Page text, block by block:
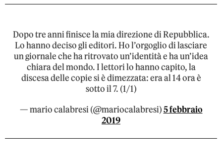
Dopo tre anni finisce la mia direzione di Repubblica.
Lo hanno deciso gli editori. Ho l’orgoglio di lasciare
un giornale che ha ritrovato un’identità e ha un’idea
chiara del mondo. I lettori lo hanno capito, la
discesa delle copie si è dimezzata: era al 14 ora è
sotto il 7. (1/1)
— mario calabresi (@mariocalabresi)5 febbraio
2019